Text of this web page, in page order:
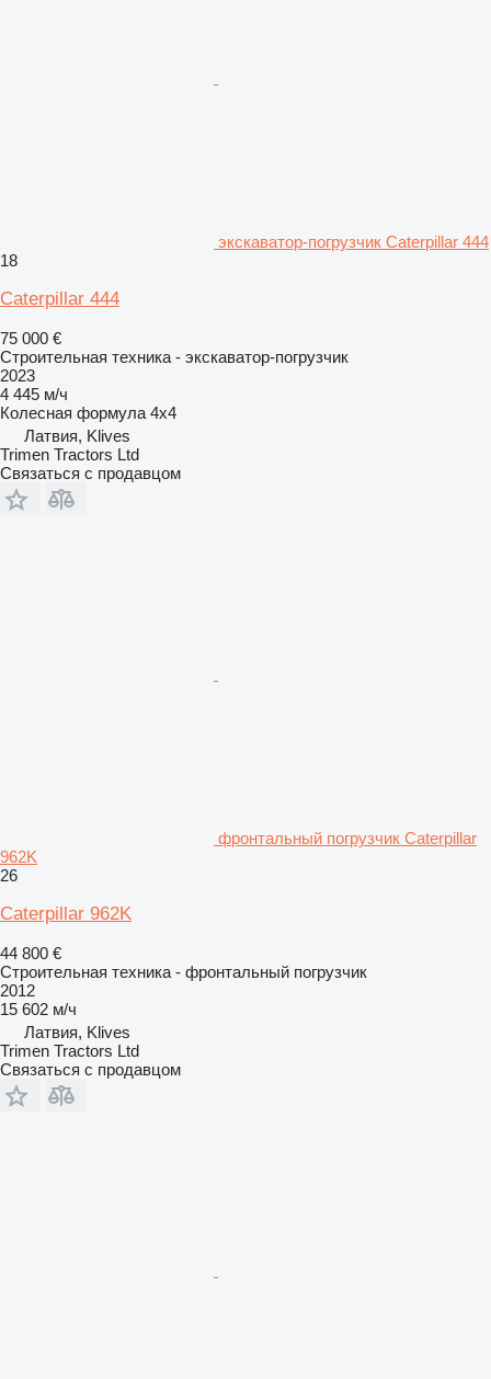
экскаватор-погрузчик Caterpillar 444
18
Caterpillar 444
75 000 €
Строительная техника - экскаватор-погрузчик
2023
4 445 м/ч
Колесная формула 4x4
Латвия, Klives
Trimen Tractors Ltd
Связаться с продавцом
фронтальный погрузчик Caterpillar
962K
26
Caterpillar 962K
44 800 €
Строительная техника - фронтальный погрузчик
2012
15 602 м/ч
Латвия, Klives
Trimen Tractors Ltd
Связаться с продавцом